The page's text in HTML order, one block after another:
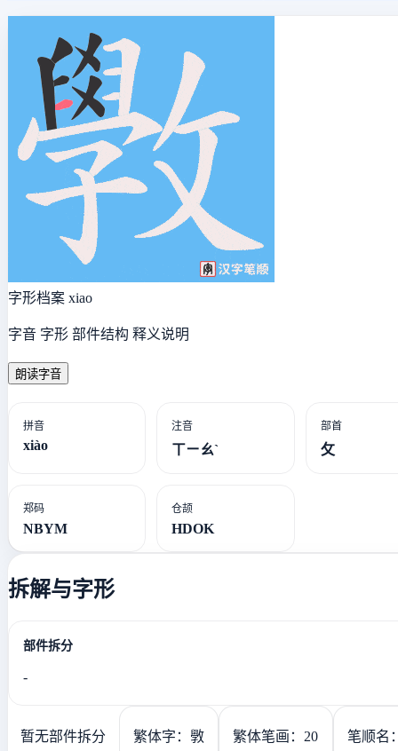
字形档案 xiao
字音 字形 部件结构 释义说明
朗读字音
拼音
xiào
注音
ㄒㄧㄠˋ
部首
攵
郑码
NBYM
仓颉
HDOK
拆解与字形
部件拆分
-
暂无部件拆分 繁体字：斆 繁体笔画：20 笔顺名